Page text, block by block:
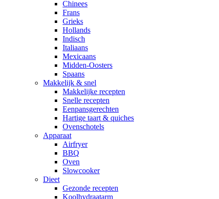
Chinees
Frans
Grieks
Hollands
Indisch
Italiaans
Mexicaans
Midden-Oosters
Spaans
Makkelijk & snel
Makkelijke recepten
Snelle recepten
Eenpansgerechten
Hartige taart & quiches
Ovenschotels
Apparaat
Airfryer
BBQ
Oven
Slowcooker
Dieet
Gezonde recepten
Koolhydraatarm